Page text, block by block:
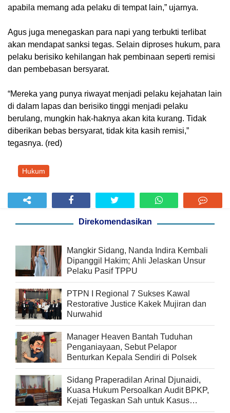
apabila memang ada pelaku di tempat lain,” ujarnya.
Agus juga menegaskan para napi yang terbukti terlibat
akan mendapat sanksi tegas. Selain diproses hukum, para
pelaku berisiko kehilangan hak pembinaan seperti remisi
dan pembebasan bersyarat.
“Mereka yang punya riwayat menjadi pelaku kejahatan lain
di dalam lapas dan berisiko tinggi menjadi pelaku
berulang, mungkin hak-haknya akan kita kurang. Tidak
diberikan bebas bersyarat, tidak kita kasih remisi,”
tegasnya. (red)
Hukum
Direkomendasikan
Mangkir Sidang, Nanda Indira Kembali
Dipanggil Hakim; Ahli Jelaskan Unsur
Pelaku Pasif TPPU
PTPN I Regional 7 Sukses Kawal
Restorative Justice Kakek Mujiran dan
Nurwahid
Manager Heaven Bantah Tuduhan
Penganiayaan, Sebut Pelapor
Benturkan Kepala Sendiri di Polsek
Sidang Praperadilan Arinal Djunaidi,
Kuasa Hukum Persoalkan Audit BPKP,
Kejati Tegaskan Sah untuk Kasus
Korupsi